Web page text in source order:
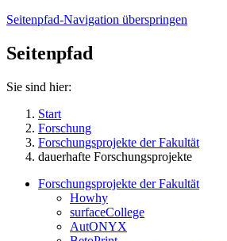
Seitenpfad-Navigation überspringen
Seitenpfad
Sie sind hier:
Start
Forschung
Forschungsprojekte der Fakultät
dauerhafte Forschungsprojekte
Forschungsprojekte der Fakultät
Howhy
surfaceCollege
AutONYX